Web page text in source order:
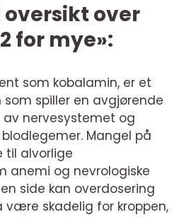
over
for mye»:
som kobalamin, er et
spiller en avgjørende
av nervesystemet og
Mangel på
til alvorlige
anemi og nevrologiske
side kan overdosering
være skadelig for kroppen,